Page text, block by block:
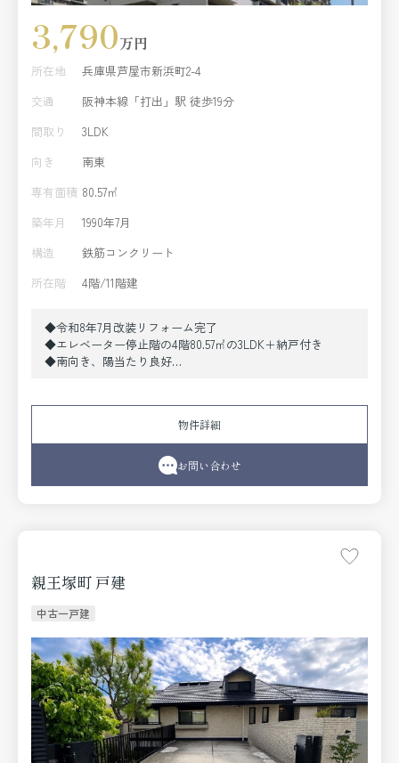
3,790万円
所在地
兵庫県芦屋市新浜町2-4
交通
阪神本線「打出」駅 徒歩19分
間取り
3LDK
向き
南東
専有面積 80.57㎡
築年月
1990年7月
構造
鉄筋コンクリート
所在階
4階/11階建
◆令和8年7月改装リフォーム完了
◆エレベーター停止階の4階80.57㎡の3LDK＋納戸付き
◆南向き、陽当たり良好
●設備取替〔システムキッチン（食洗機付）、ユニットバ
ス、トイレ、洗面化粧台、〕●クロス全室貼替●床材取替
●建具取替●配管取替 他
物件詳細
お問い合わせ
親王塚町 戸建
中古一戸建